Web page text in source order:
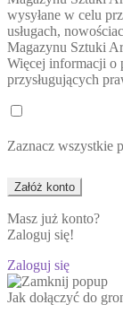
wysyłane w celu
usługach,
Magazynu Sztuki
Więcej informacji o
przysługujących
Zaznacz wszystkie
Masz już konto?
Zaloguj się!
Zaloguj się
Jak dołączyć do